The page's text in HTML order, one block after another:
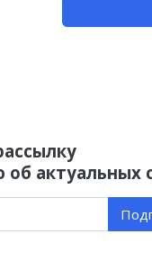
актуальных